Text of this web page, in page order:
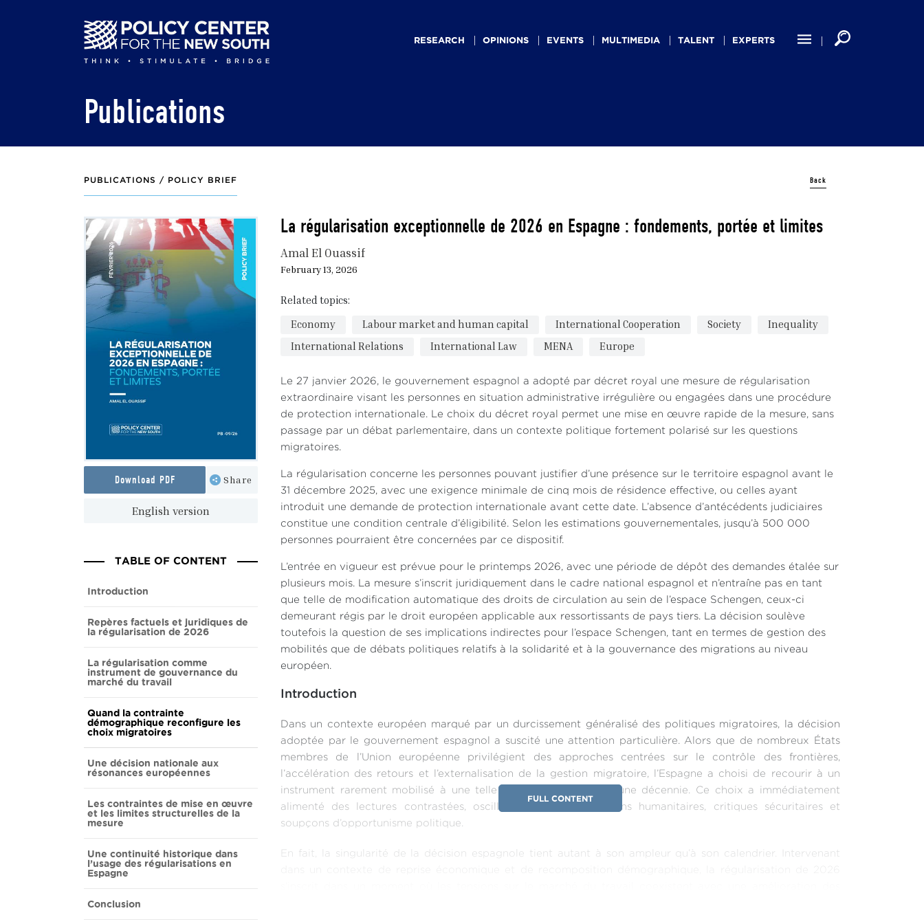
navigationRESEARCH OPINIONS EVENTS MULTIMEDIA TALENT EXPERTS
Publications
PUBLICATIONS / POLICY BRIEF Back
Download PDF Share
English version
TABLE OF CONTENT
Introduction
Repères factuels et juridiques de
la régularisation de 2026
La régularisation comme
instrument de gouvernance du
marché du travail
Quand la contrainte
démographique reconfigure les
choix migratoires
Une décision nationale aux
résonances européennes
Les contraintes de mise en œuvre
et les limites structurelles de la
mesure
Une continuité historique dans
l’usage des régularisations en
Espagne
Conclusion
La régularisation exceptionnelle de 2026 en Espagne : fondements, portée et limites
Amal El Ouassif
February 13, 2026
Related topics:
Economy
Labour market and human capital International Cooperation Society
Inequality
International Relations
International Law MENA Europe
Le 27 janvier 2026, le gouvernement espagnol a adopté par décret royal une mesure de régularisation
extraordinaire visant les personnes en situation administrative irrégulière ou engagées dans une procédure
de protection internationale. Le choix du décret royal permet une mise en œuvre rapide de la mesure, sans
passage par un débat parlementaire, dans un contexte politique fortement polarisé sur les questions
migratoires.
La régularisation concerne les personnes pouvant justifier d’une présence sur le territoire espagnol avant le
31 décembre 2025, avec une exigence minimale de cinq mois de résidence effective, ou celles ayant
introduit une demande de protection internationale avant cette date. L’absence d’antécédents judiciaires
constitue une condition centrale d’éligibilité. Selon les estimations gouvernementales, jusqu’à 500 000
personnes pourraient être concernées par ce dispositif.
L’entrée en vigueur est prévue pour le printemps 2026, avec une période de dépôt des demandes étalée sur
plusieurs mois. La mesure s’inscrit juridiquement dans le cadre national espagnol et n’entraîne pas en tant
que telle de modification automatique des droits de circulation au sein de l’espace Schengen, ceux-ci
demeurant régis par le droit européen applicable aux ressortissants de pays tiers. La décision soulève
toutefois la question de ses implications indirectes pour l’espace Schengen, tant en termes de gestion des
mobilités que de débats politiques relatifs à la solidarité et à la gouvernance des migrations au niveau
européen.
FULL CONTENT
Introduction
Dans un contexte européen marqué par un durcissement généralisé des politiques migratoires, la décision
adoptée par le gouvernement espagnol a suscité une attention particulière. Alors que de nombreux États
membres de l’Union européenne privilégient des approches centrées sur le contrôle des frontières,
l’accélération des retours et l’externalisation de la gestion migratoire, l’Espagne a choisi de recourir à un
instrument rarement mobilisé à une telle échelle depuis plus d’une décennie. Ce choix a immédiatement
alimenté des lectures contrastées, oscillant entre interprétations humanitaires, critiques sécuritaires et
soupçons d’opportunisme politique.
En fait, la singularité de la décision espagnole tient autant à son ampleur qu’à son calendrier. Intervenant